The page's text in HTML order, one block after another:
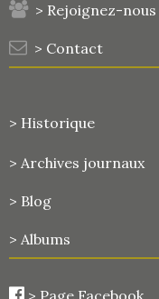
> Rejoignez-nous
> Contact
> Historique
> Archives journaux
> Blog
> Albums